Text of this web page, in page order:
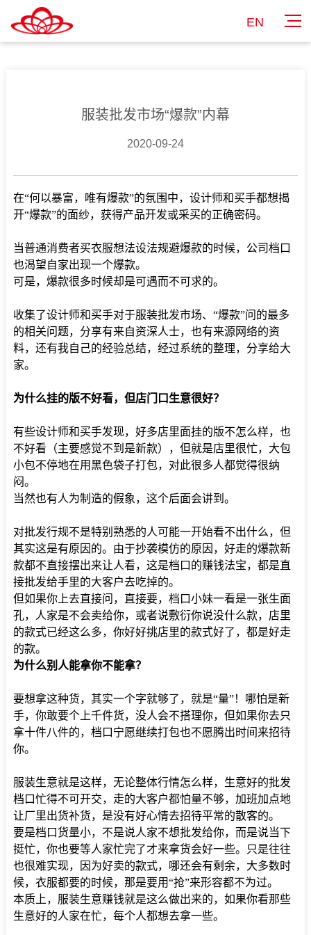
EN
服装批发市场“爆款”内幕
2020-09-24
在“何以暴富，唯有爆款”的氛围中，设计师和买手都想揭
开“爆款”的面纱，获得产品开发或采买的正确密码。
当普通消费者买衣服想法设法规避爆款的时候，公司档口
也渴望自家出现一个爆款。
可是，爆款很多时候却是可遇而不可求的。
收集了设计师和买手对于服装批发市场、“爆款”问的最多
的相关问题，分享有来自资深人士，也有来源网络的资
料，还有我自己的经验总结，经过系统的整理，分享给大
家。
为什么挂的版不好看，但店门口生意很好？
有些设计师和买手发现，好多店里面挂的版不怎么样，也
不好看（主要感觉不到是新款），但就是店里很忙，大包
小包不停地在用黑色袋子打包，对此很多人都觉得很纳
闷。
当然也有人为制造的假象，这个后面会讲到。
对批发行规不是特别熟悉的人可能一开始看不出什么，但
其实这是有原因的。由于抄袭模仿的原因，好走的爆款新
款都不直接摆出来让人看，这是档口的赚钱法宝，都是直
接批发给手里的大客户去吃掉的。
但如果你上去直接问，直接要，档口小妹一看是一张生面
孔，人家是不会卖给你，或者说敷衍你说没什么款，店里
的款式已经这么多，你好好挑店里的款式好了，都是好走
的款。
为什么别人能拿你不能拿？
要想拿这种货，其实一个字就够了，就是“量”！哪怕是新
手，你敢要个上千件货，没人会不搭理你，但如果你去只
拿十件八件的，档口宁愿继续打包也不愿腾出时间来招待
你。
服装生意就是这样，无论整体行情怎么样，生意好的批发
档口忙得不可开交，走的大客户都怕量不够，加班加点地
让厂里出货补货，是没有好心情去招待平常的散客的。
要是档口货量小，不是说人家不想批发给你，而是说当下
挺忙，你也要等人家忙完了才来拿货会好一些。只是往往
也很难实现，因为好卖的款式，哪还会有剩余，大多数时
候，衣服都要的时候，那是要用“抢”来形容都不为过。
本质上，服装生意赚钱就是这么做出来的，如果你看那些
生意好的人家在忙，每个人都想去拿一些。